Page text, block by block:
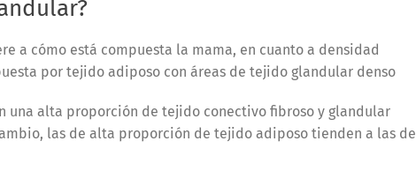
a cómo está compuesta la mama, en cuanto a densidad
por tejido adiposo con áreas de tejido glandular denso
una alta proporción de tejido conectivo fibroso y glandular
las de alta proporción de tejido adiposo tienden a las de